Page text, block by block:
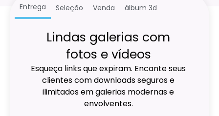
Entrega Seleção Venda álbum 3d
Lindas galerias com
fotos e vídeos
Esqueça links que expiram. Encante seus
clientes com downloads seguros e
ilimitados em galerias modernas e
envolventes.